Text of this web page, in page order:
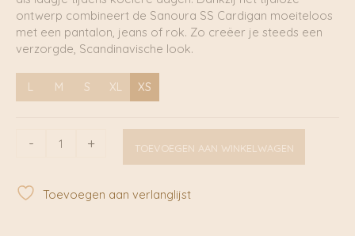
ontwerp combineert de Sanoura SS Cardigan moeiteloos
met een pantalon, jeans of rok. Zo creëer je steeds een
verzorgde, Scandinavische look.
L M S XL XS
-
Sanoura
Fudge
+ TOEVOEGEN AAN WINKELWAGEN
Toevoegen aan verlanglijst